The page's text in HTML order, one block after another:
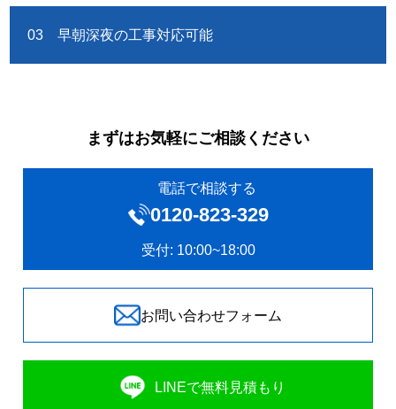
03 早朝深夜の工事対応可能
まずはお気軽にご相談ください
電話で相談する
0120‐823-329
受付: 10:00~18:00
お問い合わせフォーム
LINEで無料見積もり